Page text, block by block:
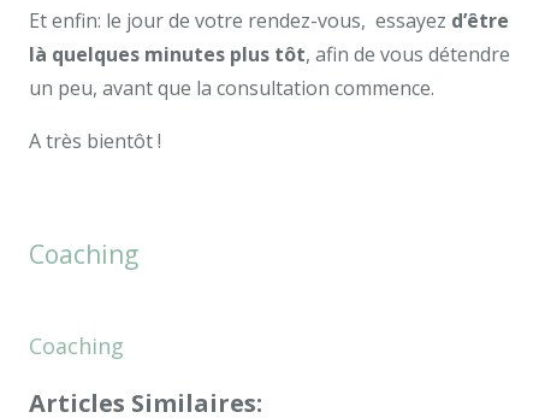
Et enfin: le jour de votre rendez-vous, essayez d’être
là quelques minutes plus tôt, afin de vous détendre
un peu, avant que la consultation commence.
A très bientôt !
Coaching
Coaching
Articles Similaires: